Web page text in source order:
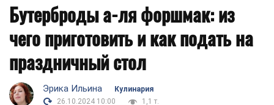
Бутерброды а-ля форшмак: из
чего приготовить и как подать на
праздничный стол
Эрика Ильина
Кулинария
26.10.2024 10:00
1,1 т.